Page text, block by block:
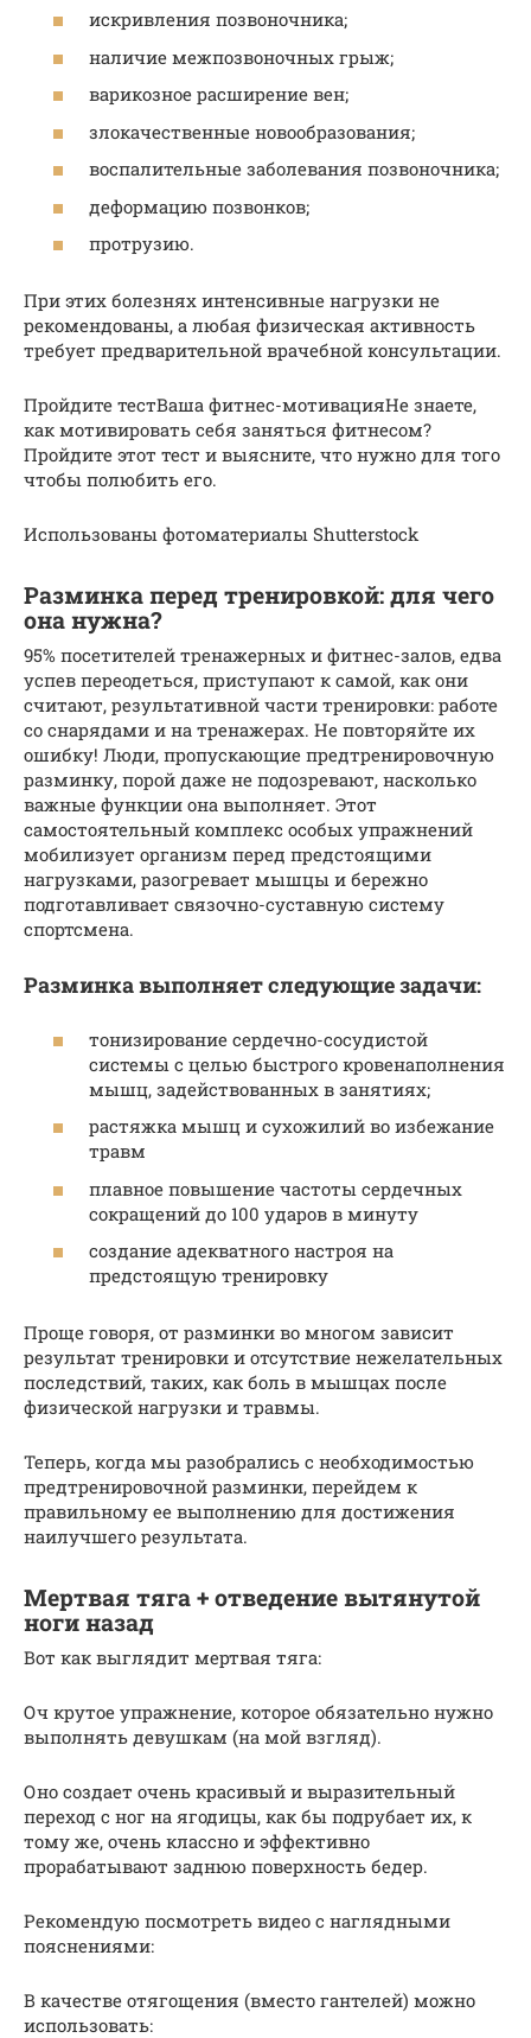
искривления позвоночника;
наличие межпозвоночных грыж;
варикозное расширение вен;
злокачественные новообразования;
воспалительные заболевания позвоночника;
деформацию позвонков;
протрузию.
При этих болезнях интенсивные нагрузки не
рекомендованы, а любая физическая активность
требует предварительной врачебной консультации.
Пройдите тестВаша фитнес-мотивацияНе знаете,
как мотивировать себя заняться фитнесом?
Пройдите этот тест и выясните, что нужно для того
чтобы полюбить его.
Использованы фотоматериалы Shutterstock
Разминка перед тренировкой: для чего
она нужна?
95% посетителей тренажерных и фитнес-залов, едва
успев переодеться, приступают к самой, как они
считают, результативной части тренировки: работе
со снарядами и на тренажерах. Не повторяйте их
ошибку! Люди, пропускающие предтренировочную
разминку, порой даже не подозревают, насколько
важные функции она выполняет. Этот
самостоятельный комплекс особых упражнений
мобилизует организм перед предстоящими
нагрузками, разогревает мышцы и бережно
подготавливает связочно-суставную систему
спортсмена.
Разминка выполняет следующие задачи:
тонизирование сердечно-сосудистой
системы с целью быстрого кровенаполнения
мышц, задействованных в занятиях;
растяжка мышц и сухожилий во избежание
травм
плавное повышение частоты сердечных
сокращений до 100 ударов в минуту
создание адекватного настроя на
предстоящую тренировку
Проще говоря, от разминки во многом зависит
результат тренировки и отсутствие нежелательных
последствий, таких, как боль в мышцах после
физической нагрузки и травмы.
Теперь, когда мы разобрались с необходимостью
предтренировочной разминки, перейдем к
правильному ее выполнению для достижения
наилучшего результата.
Мертвая тяга + отведение вытянутой
ноги назад
Вот как выглядит мертвая тяга:
Оч крутое упражнение, которое обязательно нужно
выполнять девушкам (на мой взгляд).
Оно создает очень красивый и выразительный
переход с ног на ягодицы, как бы подрубает их, к
тому же, очень классно и эффективно
прорабатывают заднюю поверхность бедер.
Рекомендую посмотреть видео с наглядными
пояснениями:
В качестве отягощения (вместо гантелей) можно
использовать: